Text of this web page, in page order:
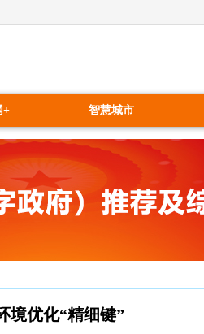
+ 智慧城市
境优化“精细键”